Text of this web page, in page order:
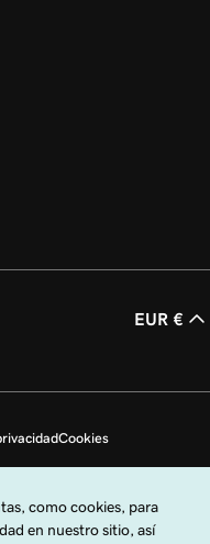
EUR €
Cookies
Company, LLC. Todos los